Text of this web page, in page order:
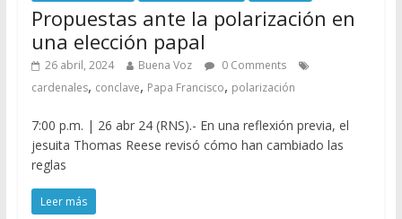
Propuestas ante la polarización en
una elección papal
26 abril, 2024 Buena Voz
0 Comments
cardenales, conclave, Papa Francisco, polarización
7:00 p.m. | 26 abr 24 (RNS).- En una reflexión previa, el
jesuita Thomas Reese revisó cómo han cambiado las
reglas
Leer más